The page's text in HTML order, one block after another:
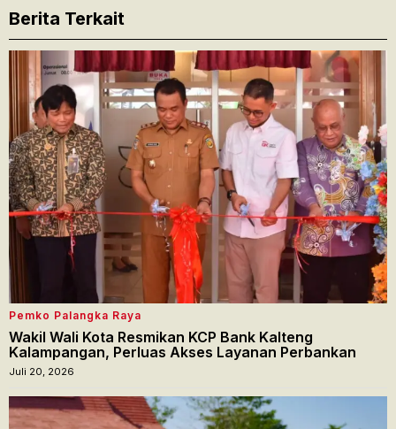
Berita Terkait
Pemko Palangka Raya
Wakil Wali Kota Resmikan KCP Bank Kalteng
Kalampangan, Perluas Akses Layanan Perbankan
Juli 20, 2026